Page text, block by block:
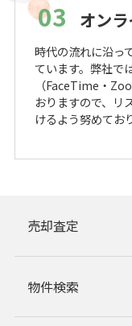
03 オン
時代の流れに沿っ
ています。弊社で
（FaceTime・
おりますので、リ
けるよう努めてお
売却査定
物件検索